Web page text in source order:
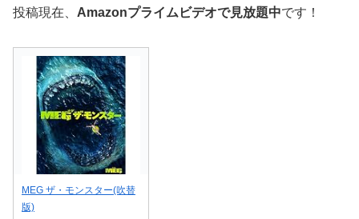
投稿現在、 Amazonプライムビデオで見放題中です！
MEG ザ・モンスター(吹替
版)